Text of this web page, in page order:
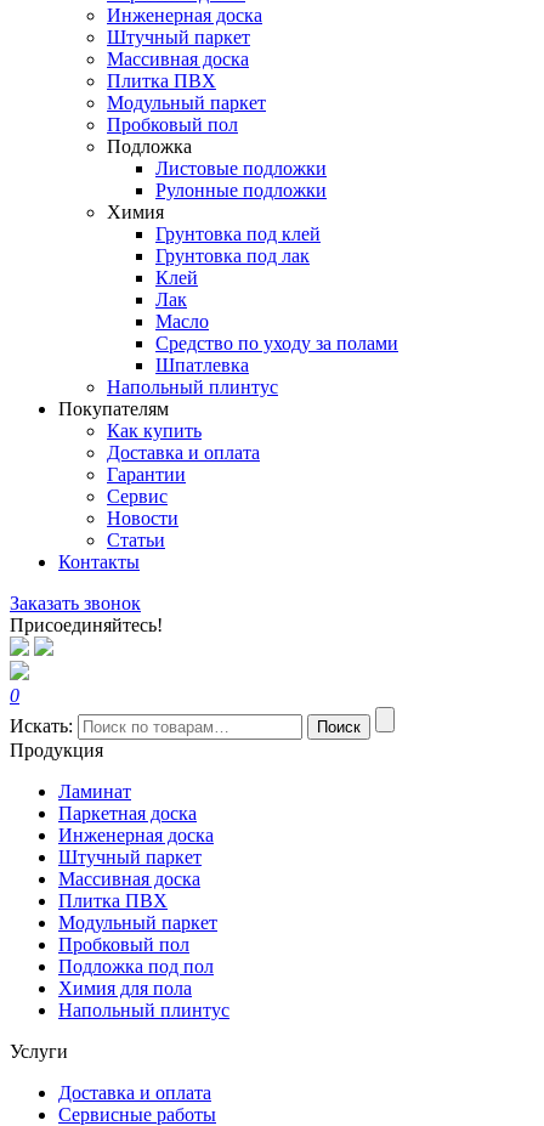
Инженерная доска
Штучный паркет
Массивная доска
Плитка ПВХ
Модульный паркет
Пробковый пол
Подложка
Листовые подложки
Рулонные подложки
Химия
Грунтовка под клей
Грунтовка под лак
Клей
Лак
Масло
Средство по уходу за полами
Шпатлевка
Напольный плинтус
Покупателям
Как купить
Доставка и оплата
Гарантии
Сервис
Новости
Статьи
Контакты
Заказать звонок
Присоединяйтесь!
0
Искать:
Поиск
Продукция
Ламинат
Паркетная доска
Инженерная доска
Штучный паркет
Массивная доска
Плитка ПВХ
Модульный паркет
Пробковый пол
Подложка под пол
Химия для пола
Напольный плинтус
Услуги
Доставка и оплата
Сервисные работы